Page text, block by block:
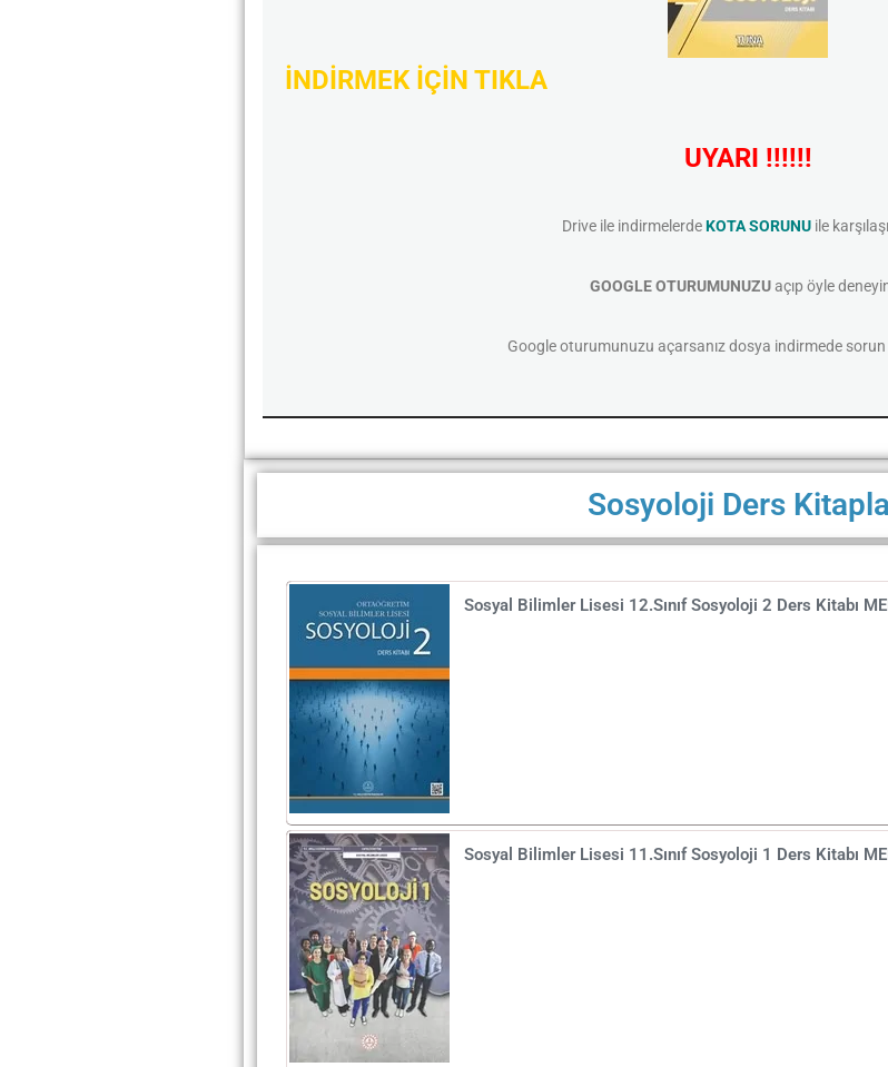
İNDİRMEK İÇİN TIKLA
UYARI !!!!!!
Drive ile indirmelerdeKOTA SORUNU ile
GOOGLE OTURUMUNUZUaçıp öyle
Google oturumunuzu açarsanız dosya indirmede
Sosyoloji Ders
Sosyal Bilimler Lisesi 12.Sınıf Sosyoloji 2 Ders Kitabı
Sosyal Bilimler Lisesi 11.Sınıf Sosyoloji 1 Ders Kitabı